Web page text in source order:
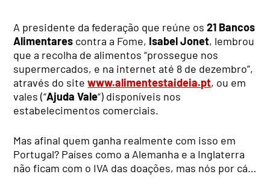
A presidente da federação que reúne os21 Bancos
Alimentares contra a Fome, Isabel Jonet, lembrou
que a recolha de alimentos “prossegue nos
supermercados, e na internet até 8 de dezembro”,
através do sitewww.alimentestaideia.pt, ou em
vales (“Ajuda Vale“) disponíveis nos
estabelecimentos comerciais.
Mas afinal quem ganha realmente com isso em
Portugal? Países como a Alemanha e a Inglaterra
não ficam com o IVA das doações, mas nós por cá…